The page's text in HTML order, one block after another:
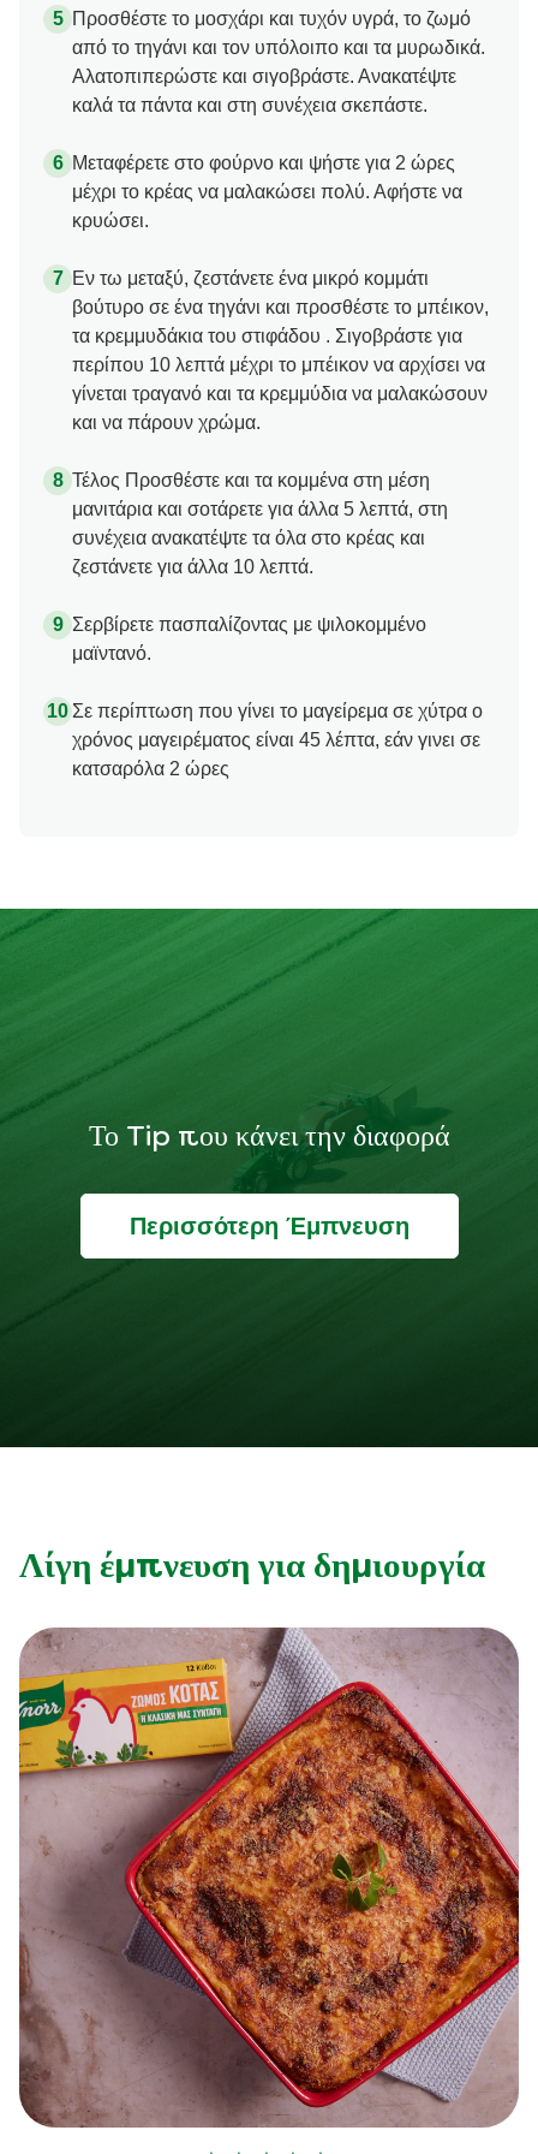
Προσθέστε το μοσχάρι και τυχόν υγρά, το ζωμό
από το τηγάνι και τον υπόλοιπο και τα μυρωδικά.
Αλατοπιπερώστε και σιγοβράστε. Ανακατέψτε
καλά τα πάντα και στη συνέχεια σκεπάστε.
Μεταφέρετε στο φούρνο και ψήστε για 2 ώρες
μέχρι το κρέας να μαλακώσει πολύ. Αφήστε να
κρυώσει.
Εν τω μεταξύ, ζεστάνετε ένα μικρό κομμάτι
βούτυρο σε ένα τηγάνι και προσθέστε το μπέικον,
τα κρεμμυδάκια του στιφάδου . Σιγοβράστε για
περίπου 10 λεπτά μέχρι το μπέικον να αρχίσει να
γίνεται τραγανό και τα κρεμμύδια να μαλακώσουν
και να πάρουν χρώμα.
Τέλος Προσθέστε και τα κομμένα στη μέση
μανιτάρια και σοτάρετε για άλλα 5 λεπτά, στη
συνέχεια ανακατέψτε τα όλα στο κρέας και
ζεστάνετε για άλλα 10 λεπτά.
Σερβίρετε πασπαλίζοντας με ψιλοκομμένο
μαϊντανό.
Σε περίπτωση που γίνει το μαγείρεμα σε χύτρα ο
χρόνος μαγειρέματος είναι 45 λέπτα, εάν γινει σε
κατσαρόλα 2 ώρες
Το Tip που κάνει την διαφορά
Περισσότερη Έμπνευση
Λίγη έμπνευση για δημιουργία